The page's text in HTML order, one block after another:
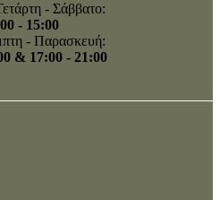
- Σάββατο:
- 15:00
- Παρασκευή:
& 17:00 - 21:00